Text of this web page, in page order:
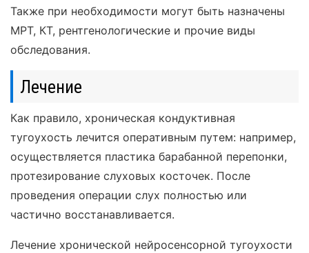
Также при необходимости могут быть назначены
МРТ, КТ, рентгенологические и прочие виды
обследования.
Лечение
Как правило, хроническая кондуктивная
тугоухость лечится оперативным путем: например,
осуществляется пластика барабанной перепонки,
протезирование слуховых косточек. После
проведения операции слух полностью или
частично восстанавливается.
Лечение хронической нейросенсорной тугоухости